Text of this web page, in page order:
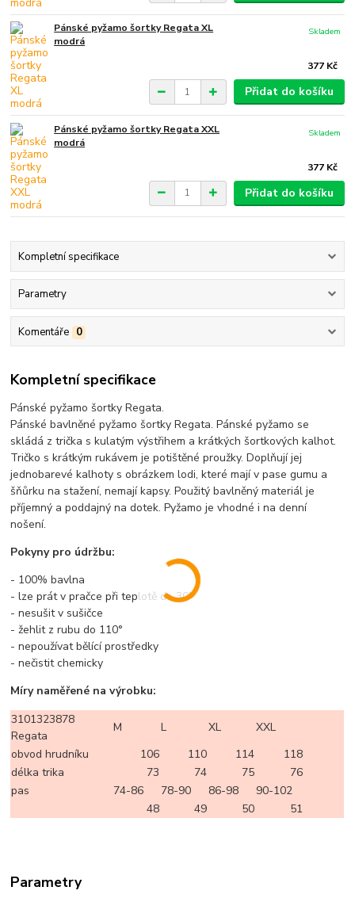
Pánské pyžamo šortky Regata XL
modrá
377 Kč
Skladem
Přidat do košíku
Pánské pyžamo šortky Regata XXL
modrá
377 Kč
Skladem
Přidat do košíku
Kompletní specifikace
Parametry
Komentáře 0
Kompletní specifikace
Pánské pyžamo šortky Regata.
Pánské bavlněné pyžamo šortky Regata. Pánské pyžamo se
skládá z trička s kulatým výstřihem a krátkých šortkových kalhot.
Tričko s krátkým rukávem je potištěné proužky. Doplňují jej
jednobarevé kalhoty s obrázkem lodi, které mají v pase gumu a
šňůrku na stažení, nemají kapsy. Použitý bavlněný materiál je
příjemný a poddajný na dotek. Pyžamo je vhodné i na denní
nošení.
Pokyny pro údržbu:
- 100% bavlna
- lze prát v pračce při teplotě do 30°
- nesušit v sušičce
- žehlit z rubu do 110°
- nepoužívat bělící prostředky
- nečistit chemicky
Míry naměřené na výrobku:
3101323878
Regata
M L XL
XXL
obvod hrudníku
106 110 114
118
délka trika
73 74 75
76
pas
74-86 78-90 86-98
90-102
48
49 50 51
Parametry